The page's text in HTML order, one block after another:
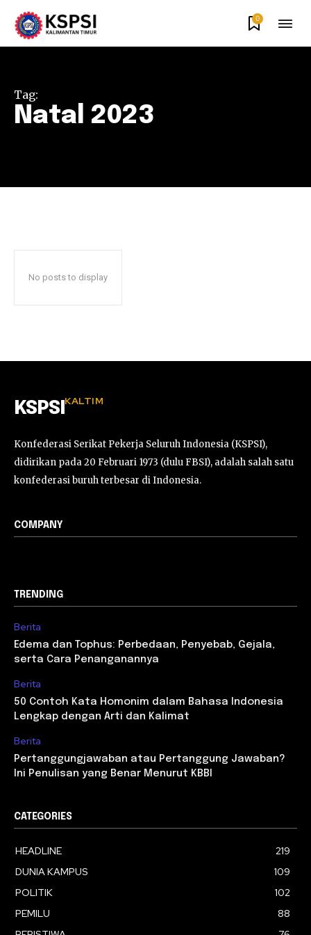
0
Tag:
Natal 2023
No posts to display
KSPSI KALTIM
Konfederasi Serikat Pekerja Seluruh Indonesia (KSPSI),
didirikan pada 20 Februari 1973 (dulu FBSI), adalah salah satu
konfederasi buruh terbesar di Indonesia.
COMPANY
TRENDING
Berita
Edema dan Tophus: Perbedaan, Penyebab, Gejala,
serta Cara Penanganannya
Berita
50 Contoh Kata Homonim dalam Bahasa Indonesia
Lengkap dengan Arti dan Kalimat
Berita
Pertanggungjawaban atau Pertanggung Jawaban?
Ini Penulisan yang Benar Menurut KBBI
CATEGORIES
HEADLINE
219
DUNIA KAMPUS
109
POLITIK
102
PEMILU
88